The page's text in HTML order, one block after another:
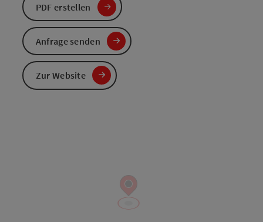
PDF erstellen
Anfrage senden
Zur Website